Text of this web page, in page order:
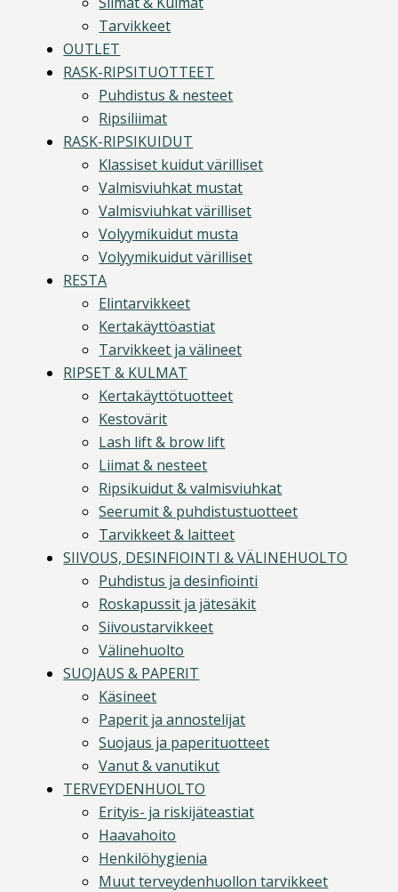
Tarvikkeet
OUTLET
RASK-RIPSITUOTTEET
Puhdistus & nesteet
Ripsiliimat
RASK-RIPSIKUIDUT
Klassiset kuidut värilliset
Valmisviuhkat mustat
Valmisviuhkat värilliset
Volyymikuidut musta
Volyymikuidut värilliset
RESTA
Elintarvikkeet
Kertakäyttöastiat
Tarvikkeet ja välineet
RIPSET & KULMAT
Kertakäyttötuotteet
Kestovärit
Lash lift & brow lift
Liimat & nesteet
Ripsikuidut & valmisviuhkat
Seerumit & puhdistustuotteet
Tarvikkeet & laitteet
SIIVOUS, DESINFIOINTI & VÄLINEHUOLTO
Puhdistus ja desinfiointi
Roskapussit ja jätesäkit
Siivoustarvikkeet
Välinehuolto
SUOJAUS & PAPERIT
Käsineet
Paperit ja annostelijat
Suojaus ja paperituotteet
Vanut & vanutikut
TERVEYDENHUOLTO
Erityis- ja riskijäteastiat
Haavahoito
Henkilöhygienia
Muut terveydenhuollon tarvikkeet